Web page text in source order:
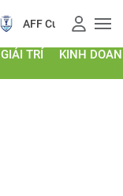
AFF Cup Giá
GIẢI TRÍ KINH